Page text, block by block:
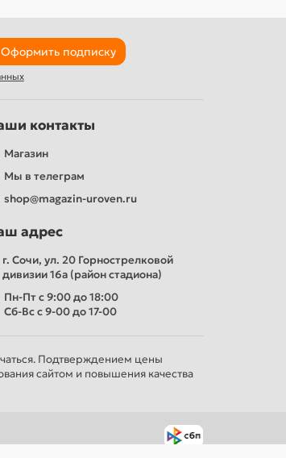
Оформить подписку
контакты
Магазин
Мы в телеграм
shop@magazin-uroven.ru
адрес
г. Сочи, ул. 20 Горнострелковой
дивизии 16а (район стадиона)
Пн-Пт с 9:00 до 18:00
Сб-Вс с 9-00 до 17-00
Подтверждением цены
сайтом и повышения качества